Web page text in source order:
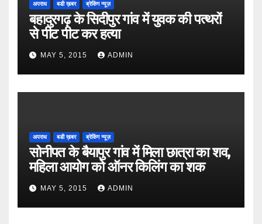
अपराध बडी ख़बर ब्रेकिंग न्यूज़
बहादुरगढ़ के सिदीपुर गांव में युवक की पत्थरों
से पीट पीट कर हत्या
MAY 5, 2015 ADMIN
अपराध बडी ख़बर ब्रेकिंग न्यूज़
सोनीपत के बैयापुर गांव में मिला छात्रा का शव,
महिला आयोग को ऑनर किलिंग का शक
MAY 5, 2015 ADMIN